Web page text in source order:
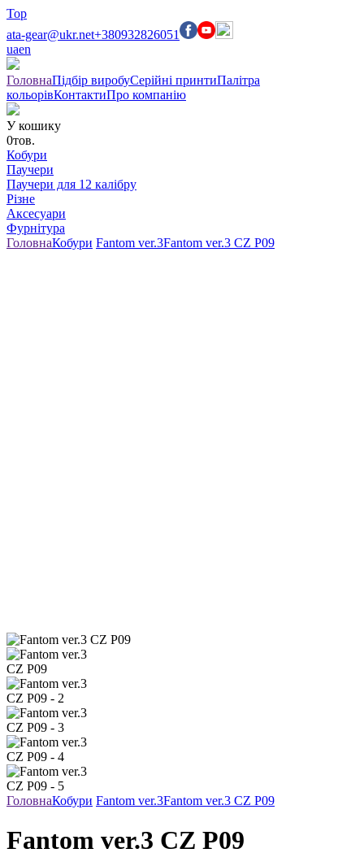
Top
ata-gear@ukr.net+380932826051
uaen
ГоловнаПідбір виробуСерійні принтиПалітра
кольорівКонтактиПро компанію
У кошику
0тов.
Кобури
Паучери
Паучери для 12 калібру
Різне
Аксесуари
Фурнітура
ГоловнаКобури Fantom ver.3Fantom ver.3 CZ P09
ГоловнаКобури Fantom ver.3Fantom ver.3 CZ P09
Fantom ver.3 CZ P09